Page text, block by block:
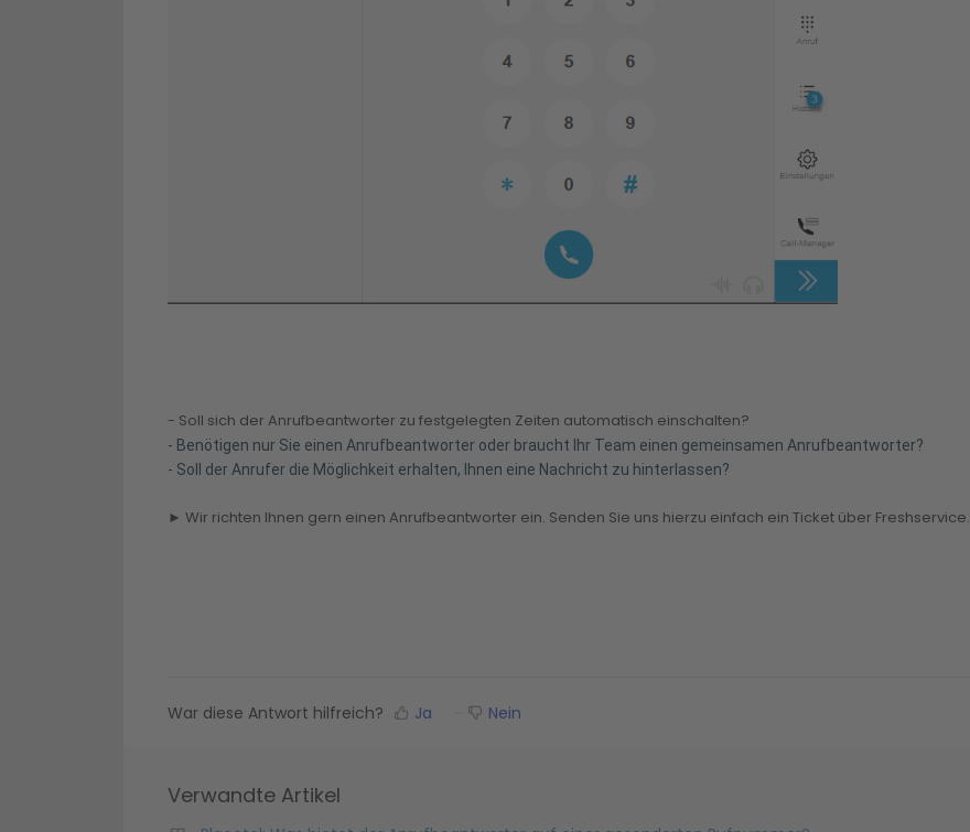
- Soll sich der Anrufbeantworter zu festgelegten Zeiten automatisch einschalten?
- Benötigen nur Sie einen Anrufbeantworter oder braucht Ihr Team einen gemeinsamen Anrufbeantworter?
- Soll der Anrufer die Möglichkeit erhalten, Ihnen eine Nachricht zu hinterlassen?
► Wir richten Ihnen gern einen Anrufbeantworter ein. Senden Sie uns hierzu einfach ein Ticket über Freshservice.
War diese Antwort hilfreich? Ja Nein
Verwandte Artikel